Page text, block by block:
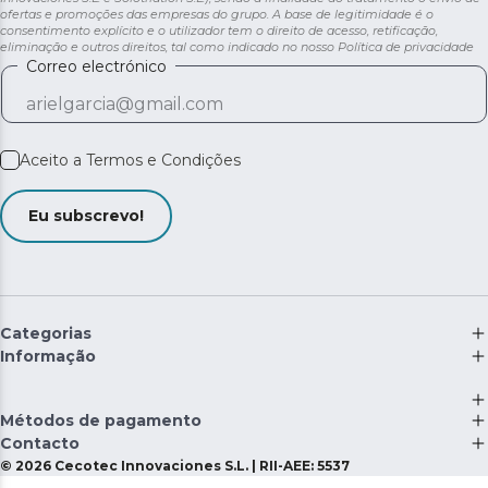
Lavagem à medida de cada tipo de pavimento. 3 níveis
de fluxo para adaptar a lavagem às necessidades de
cada momento e tipo de pavimento.
Ligação rápida e fácil. Bluetooth e WiFi para redes de
2,4 GHz.
ofertas e promoções das empresas do grupo. A base de legitimidade é o
consentimento explícito e o utilizador tem o direito de acesso, retificação,
eliminação e outros direitos, tal como indicado no nosso Política de privacidade
Correo electrónico
Aceito a Termos e Condições
Eu subscrevo!
Categorias
Informação
Métodos de pagamento
Contacto
© 2026 Cecotec Innovaciones S.L. | RII-AEE: 5537